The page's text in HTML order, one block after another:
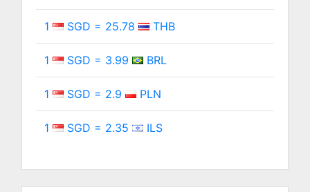
1 SGD = 25.78 THB
1 SGD = 3.99 BRL
1 SGD = 2.9 PLN
1 SGD = 2.35 ILS